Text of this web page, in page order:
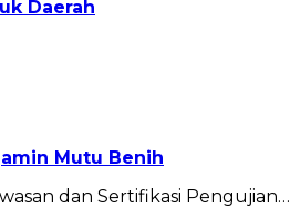
Daerah
Mutu Benih
dan Sertifikasi Pengujian…